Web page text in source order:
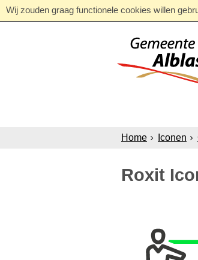
Wij zouden graag functionele cookies willen
Home Iconen
Roxit